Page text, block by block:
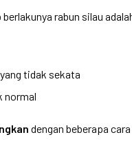
berlakunya rabun silau
tidak sekata
normal
dengan beberapa